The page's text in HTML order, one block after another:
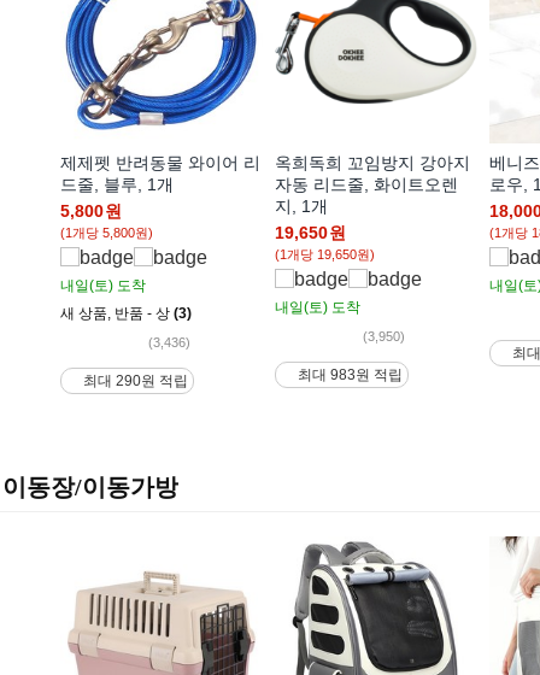
제제펫 반려동물 와이어 리
드줄, 블루, 1개
5,800원
(1개당 5,800원)
내일(토) 도착
새 상품 반품 - 상 (3)
(3,436)
최대 290원 적립
옥희독희 꼬임방지 강아지
자동 리드줄, 화이트오렌
지, 1개
19,650원
(1개당 19,650원)
내일(토) 도착
(3,950)
최대 983원 적립
베니
로우,
(1개당
내일(
최
이동장/이동가방